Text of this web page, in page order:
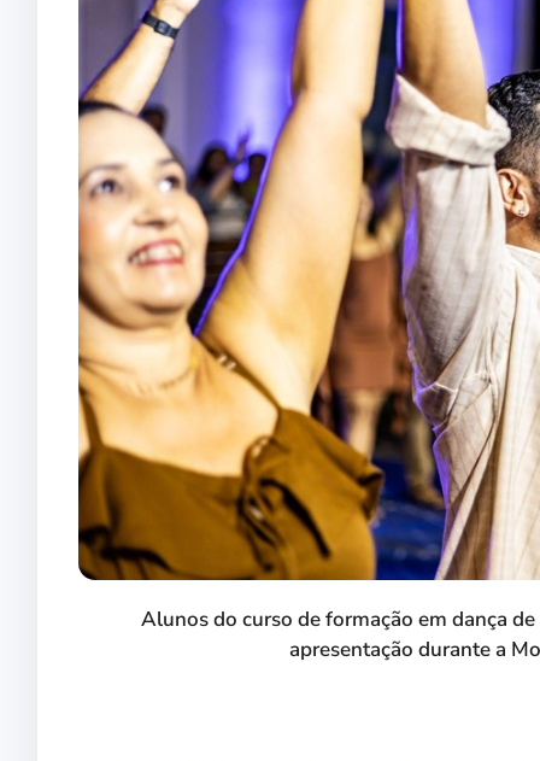
Alunos do curso de formação em dança de
apresentação durante a